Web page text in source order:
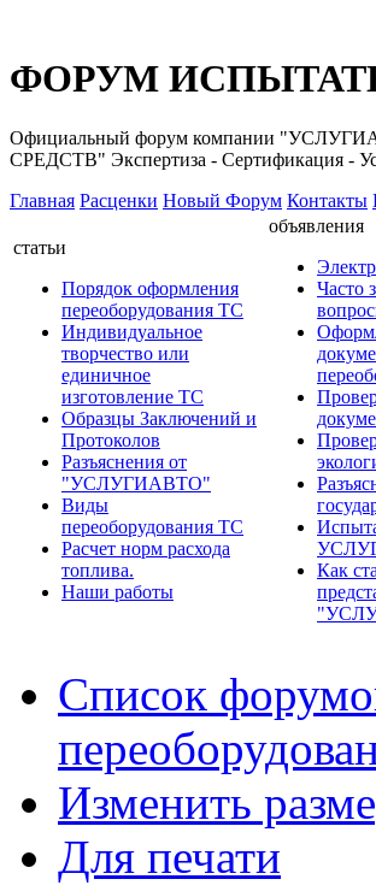
ФОРУМ
Официальный форум компании
СРЕДСТВ" Экспертиза - Сертификация -
Главная Расценки Новый Форум Контакты
статьи
Порядок оформления
переоборудования ТС
Индивидуальное
творчество или
единичное
изготовление ТС
Образцы Заключений и
Протоколов
Разъяснения от
"УСЛУГИАВТО"
Виды
переоборудования ТС
Расчет норм расхода
топлива.
Наши работы
объявления
Часто
Как
Список
Изменить
Для печати